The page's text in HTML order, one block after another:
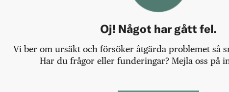
Oj! Något har gått fel.
Vi ber om ursäkt och försöker åtgärda problemet så
Har du frågor eller funderingar? Mejla oss på